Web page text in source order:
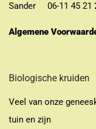
Sander 06-11 45 21
Algemene
Biologische kruiden
Veel van onze
tuin en zijn